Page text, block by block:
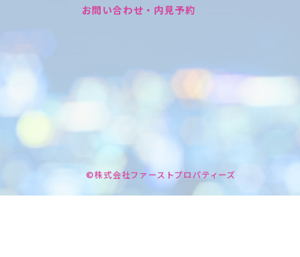
お問い合わせ・内見予約
©株式会社ファーストプロパティーズ